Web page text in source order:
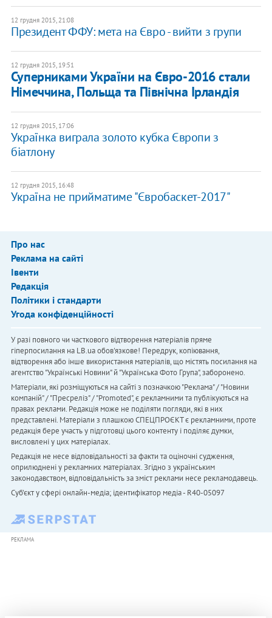
12 грудня 2015, 21:08
Президент ФФУ: мета на Євро - вийти з групи
12 грудня 2015, 19:51
Суперниками України на Євро-2016 стали
Німеччина, Польща та Північна Ірландія
12 грудня 2015, 17:06
Українка виграла золото кубка Європи з
біатлону
12 грудня 2015, 16:48
Україна не прийматиме "Євробаскет-2017"
Про нас
Реклама на сайті
Івенти
Редакція
Політики і стандарти
Угода конфіденційності
У разі повного чи часткового відтворення матеріалів пряме
гіперпосилання на LB.ua обов'язкове! Передрук, копіювання,
відтворення або інше використання матеріалів, що містять посилання на
агентство "Українськi Новини" й "Українська Фото Група", заборонено.
Матеріали, які розміщуються на сайті з позначкою "Реклама" / "Новини
компаній" / "Пресреліз" / "Promoted", є рекламними та публікуються на
правах реклами. Редакція може не поділяти погляди, які в них
представлені. Матеріали з плашкою СПЕЦПРОЄКТ є рекламними, проте
редакція бере участь у підготовці цього контенту і поділяє думки,
висловлені у цих матеріалах.
Редакція не несе відповідальності за факти та оціночні судження,
оприлюднені у рекламних матеріалах. Згідно з українським
законодавством, відповідальність за зміст реклами несе рекламодавець.
Cуб'єкт у сфері онлайн-медіа; ідентифікатор медіа - R40-05097
РЕКЛАМА